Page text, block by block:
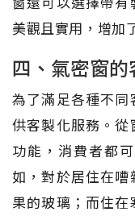
美觀且實用，增加
四、氣密窗
為了滿足各種不
供客製化服務。從
功能，消費者都
如，對於居住在
果的玻璃；而住